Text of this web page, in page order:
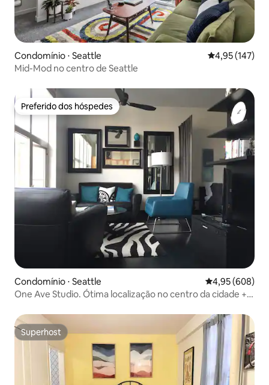
Condomínio ⋅ Seattle 4,95 de uma
4,95 (147)
Mid-Mod no centro de Seattle
Preferido dos hóspedes
Preferido dos hóspedes
Condomínio ⋅ Seattle 4,95 de uma
4,95 (608)
One Ave Studio. Ótima localização no centro da cidade +
Superhost
Superhost